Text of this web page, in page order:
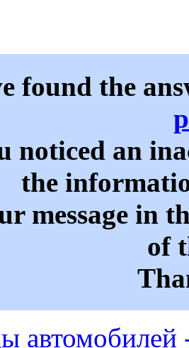
found the
noticed an
the
message in
of
автомобилей